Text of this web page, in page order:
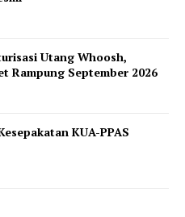
Utang Whoosh,
Rampung September 2026
KUA-PPAS